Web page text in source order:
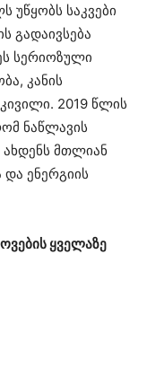
უწყობს საკვები
გადაივსება
სერიოზული
კანის
2019 წლის
ნაწლავის
მთლიან
და ენერგიის
ყველაზე